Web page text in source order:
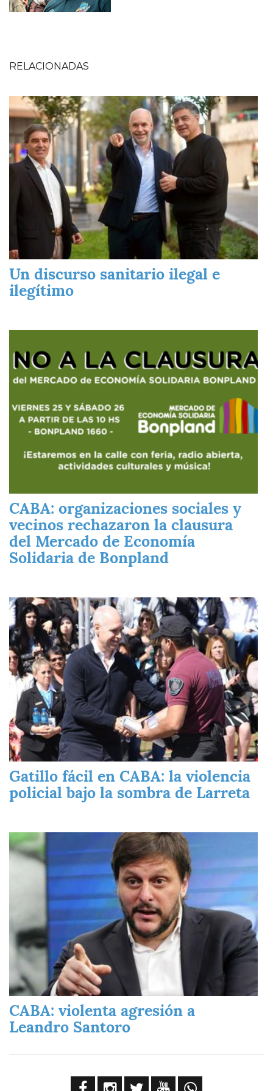
RELACIONADAS
Imagen
Un discurso sanitario ilegal e
ilegítimo
CABA: organizaciones sociales y
vecinos rechazaron la clausura
del Mercado de Economía
Solidaria de Bonpland
Imagen
Gatillo fácil en CABA: la violencia
policial bajo la sombra de Larreta
Imagen
CABA: violenta agresión a
Leandro Santoro